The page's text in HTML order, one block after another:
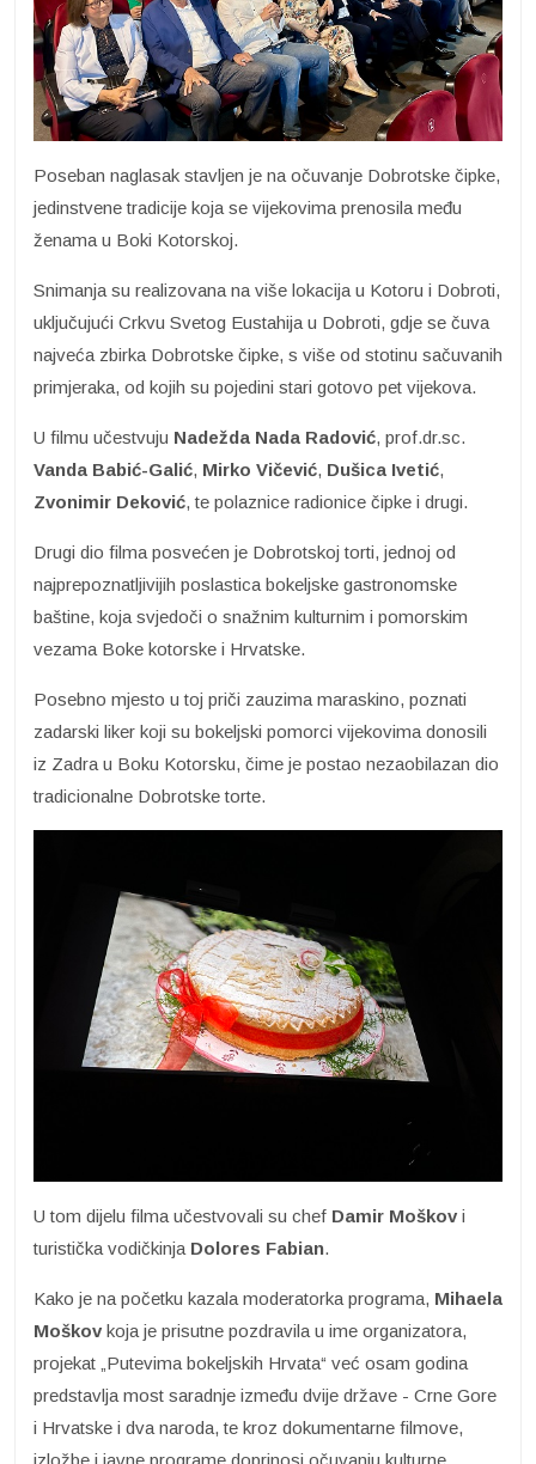
Poseban naglasak stavljen je na očuvanje Dobrotske čipke,
jedinstvene tradicije koja se vijekovima prenosila među
ženama u Boki Kotorskoj.
Snimanja su realizovana na više lokacija u Kotoru i Dobroti,
uključujući Crkvu Svetog Eustahija u Dobroti, gdje se čuva
najveća zbirka Dobrotske čipke, s više od stotinu sačuvanih
primjeraka, od kojih su pojedini stari gotovo pet vijekova.
U filmu učestvuju Nadežda Nada Radović, prof.dr.sc.
Vanda Babić-Galić, Mirko Vičević, Dušica Ivetić,
Zvonimir Deković, te polaznice radionice čipke i drugi.
Drugi dio filma posvećen je Dobrotskoj torti, jednoj od
najprepoznatljivijih poslastica bokeljske gastronomske
baštine, koja svjedoči o snažnim kulturnim i pomorskim
vezama Boke kotorske i Hrvatske.
Posebno mjesto u toj priči zauzima maraskino, poznati
zadarski liker koji su bokeljski pomorci vijekovima donosili
iz Zadra u Boku Kotorsku, čime je postao nezaobilazan dio
tradicionalne Dobrotske torte.
U tom dijelu filma učestvovali su chef Damir Moškov i
turistička vodičkinja Dolores Fabian.
Kako je na početku kazala moderatorka programa, Mihaela
Moškov koja je prisutne pozdravila u ime organizatora,
projekat „Putevima bokeljskih Hrvata“ već osam godina
predstavlja most saradnje između dvije države - Crne Gore
i Hrvatske i dva naroda, te kroz dokumentarne filmove,
izložbe i javne programe doprinosi očuvanju kulturne